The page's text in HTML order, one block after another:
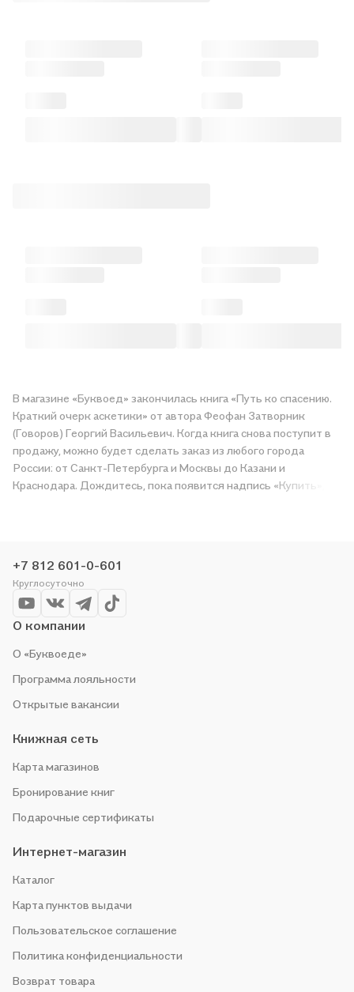
В магазине «Буквоед» закончилась книга «Путь ко спасению.
Краткий очерк аскетики» от автора Феофан Затворник
(Говоров) Георгий Васильевич. Когда книга снова поступит в
продажу, можно будет сделать заказ из любого города
России: от Санкт-Петербурга и Москвы до Казани и
Краснодара. Дождитесь, пока появится надпись «Купить»,
организуем конкурсы и проводим акции. Оставайтесь с нами,
чтобы не упустить выгоду!
+7 812 601-0-601
Круглосуточно
О компании
О «Буквоеде»
Программа лояльности
Открытые вакансии
Книжная сеть
Карта магазинов
Бронирование книг
Подарочные сертификаты
Интернет-магазин
Каталог
Карта пунктов выдачи
Пользовательское соглашение
Политика конфиденциальности
Возврат товара